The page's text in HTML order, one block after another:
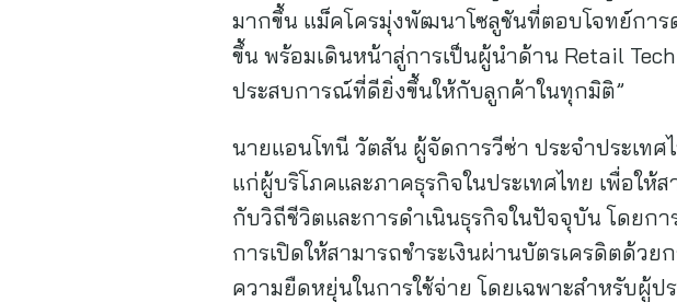
มากขึ้น แม็คโครมุ่งพัฒนาโซลูชันที่ตอบโจทย์การ
ขึ้น พร้อมเดินหน้าสู่การเป็นผู้นำด้าน Retail
ประสบการณ์ที่ดียิ่งขึ้นให้กับลูกค้าในทุกมิติ”
นายแอนโทนี วัตสัน ผู้จัดการวีซ่า ประจำประเทศ
แก่ผู้บริโภคและภาคธุรกิจในประเทศไทย เพื่อให้
กับวิถีชีวิตและการดำเนินธุรกิจในปัจจุบัน โดยกา
การเปิดให้สามารถชำระเงินผ่านบัตรเครดิตด้ว
ความยืดหยุ่นในการใช้จ่าย โดยเฉพาะสำหรับผู้